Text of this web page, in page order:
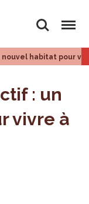
Rechercher
Menu
habitat pour
: un
vivre à